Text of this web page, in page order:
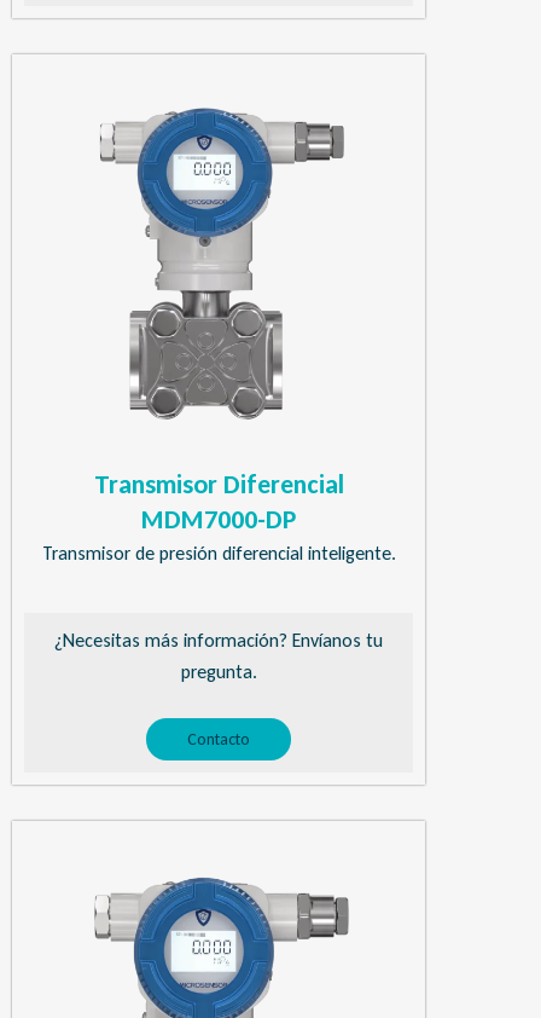
Transmisor Diferencial
MDM7000-DP
Transmisor de presión diferencial inteligente.
¿Necesitas más información? Envíanos tu
pregunta.
Contacto